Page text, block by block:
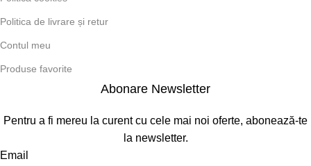
Politica de livrare și retur
Contul meu
Produse favorite
Abonare Newsletter
Pentru a fi mereu la curent cu cele mai noi oferte, abonează-te
la newsletter.
Email